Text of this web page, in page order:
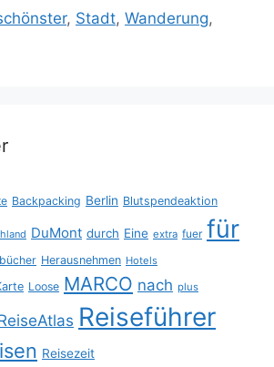
, Stadt, Wanderung,
Backpacking Berlin Blutspendeaktion
DuMont durch Eine extra fuer für
Herausnehmen Hotels
Loose MARCO nach plus
Reiseführer
Reisezeit